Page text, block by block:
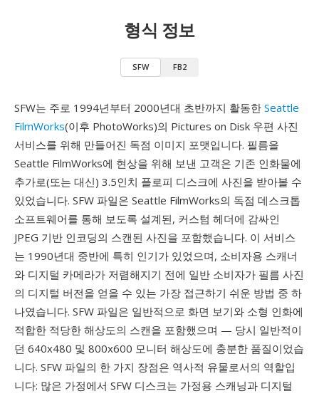
형식 정보
SFW FB2
SFW는 주로 1994년부터 2000년대 초반까지 활동한 Seattle
FilmWorks(이후 PhotoWorks)의 Pictures on Disk 우편 사진
서비스를 위해 만들어진 독점 이미지 포맷입니다. 필름을
Seattle FilmWorks에 현상을 위해 보낸 고객은 기존 인화물에
추가로(또는 대신) 3.5인치 플로피 디스크에 사진을 받아볼 수
있었습니다. SFW 파일은 Seattle FilmWorks의 독점 데스크톱
소프트웨어를 통해 보도록 설계된, 커스텀 헤더에 감싸인
JPEG 기반 인코딩의 스캔된 사진을 포함했습니다. 이 서비스
는 1990년대 중반에 특히 인기가 있었으며, 소비자용 스캐너
와 디지털 카메라가 저렴해지기 전에 일반 소비자가 필름 사진
의 디지털 버전을 얻을 수 있는 가장 접근하기 쉬운 방법 중 하
나였습니다. SFW 파일은 일반적으로 화면 보기와 소형 인화에
적합한 적당한 해상도의 스캔을 포함했으며 — 당시 일반적이
던 640x480 및 800x600 모니터 해상도에 충분한 품질이었습
니다. SFW 파일의 한 가지 장점은 역사적 유물로서의 역할입
니다: 많은 가정에서 SFW 디스크는 가정용 스캐닝과 디지털